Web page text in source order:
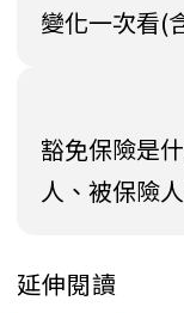
變化一次看(
豁免保險是
人、被保險
延伸閱讀